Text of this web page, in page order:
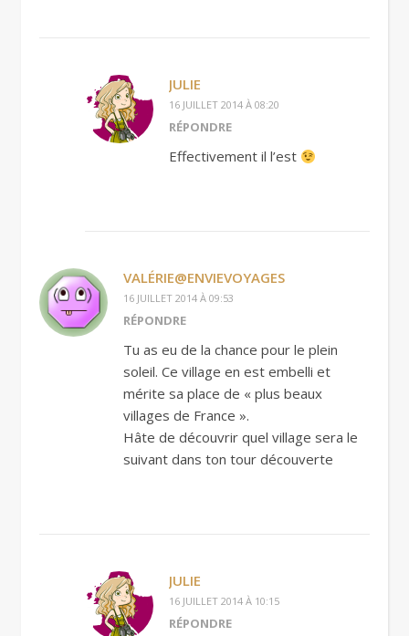
JULIE
16 JUILLET 2014 À 08:20
RÉPONDRE
Effectivement il l’est
VALÉRIE@ENVIEVOYAGES
16 JUILLET 2014 À 09:53
RÉPONDRE
Tu as eu de la chance pour le plein
soleil. Ce village en est embelli et
mérite sa place de « plus beaux
villages de France ».
Hâte de découvrir quel village sera le
suivant dans ton tour découverte
JULIE
16 JUILLET 2014 À 10:15
RÉPONDRE